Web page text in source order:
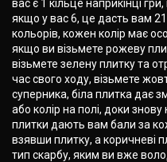
вас є 1 кільце наприкінці
якщо у вас 6, це дасть вам
кольорів, кожен колір має
якщо ви візьмете рожеву
візьмете зелену плитку та
час свого ходу, візьмете
суперника, біла плитка дає
або колір на полі, доки знову
плитки дають вам бали за
взявши плитку, а коричневі
тип скарбу, яким ви вже